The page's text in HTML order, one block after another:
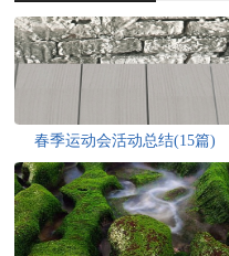
春季运动会活动总结(15篇)